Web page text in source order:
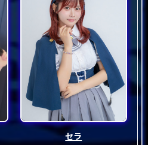
セラ